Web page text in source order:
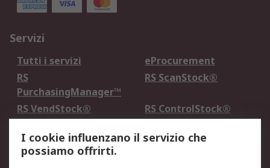
Servizi
Tutti i servizi
eProcurement
RS
PurchasingManager™
RS ScanStock®
RS VendStock®
RS ControlStock®
Legale
I cookie influenzano il servizio che
possiamo offrirti.